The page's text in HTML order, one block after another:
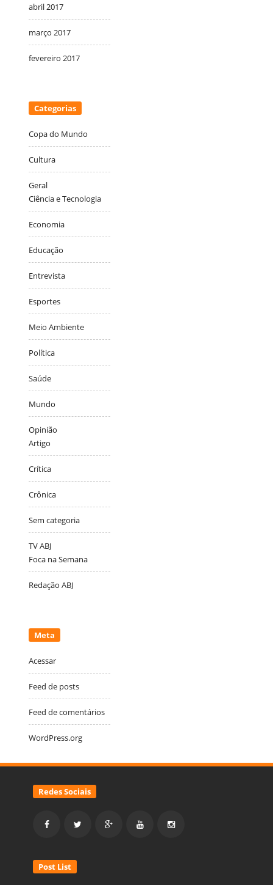
abril 2017
março 2017
fevereiro 2017
Categorias
Copa do Mundo
Cultura
Geral
Ciência e Tecnologia
Economia
Educação
Entrevista
Esportes
Meio Ambiente
Política
Saúde
Mundo
Opinião
Artigo
Crítica
Crônica
Sem categoria
TV ABJ
Foca na Semana
Redação ABJ
Meta
Acessar
Feed de posts
Feed de comentários
WordPress.org
Redes Sociais
Post List